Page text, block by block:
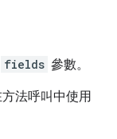
fields 參數。
法呼叫中使用